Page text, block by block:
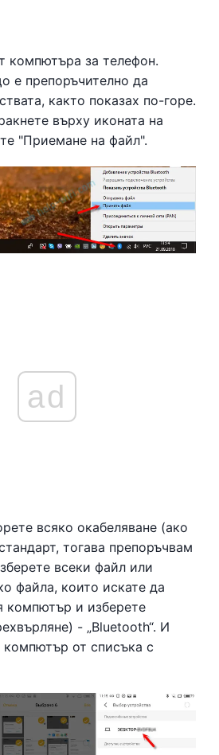
компютъра за телефон.
е препоръчително да
както показах по-горе.
върху иконата на
"Приемане на файл".
ad
всяко окабеляване (ако
тогава препоръчвам
всеки файл или
файла, които искате да
компютър и изберете
- „Bluetooth“. И
от списъка с